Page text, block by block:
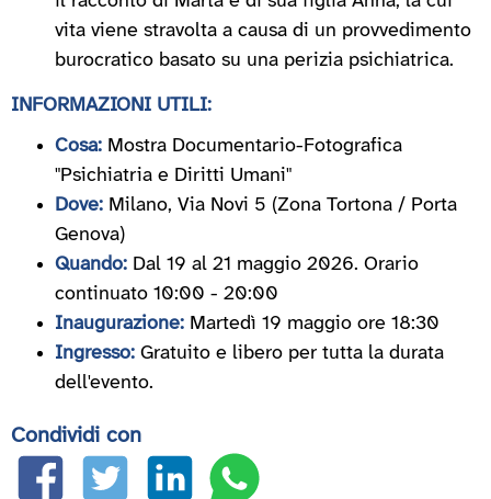
vita viene stravolta a causa di un provvedimento
burocratico basato su una perizia psichiatrica.
INFORMAZIONI UTILI:
Cosa: Mostra Documentario-Fotografica
"Psichiatria e Diritti Umani"
Dove: Milano, Via Novi 5 (Zona Tortona / Porta
Genova)
Quando: Dal 19 al 21 maggio 2026. Orario
continuato 10:00 - 20:00
Inaugurazione: Martedì 19 maggio ore 18:30
Ingresso: Gratuito e libero per tutta la durata
dell'evento.
Condividi con